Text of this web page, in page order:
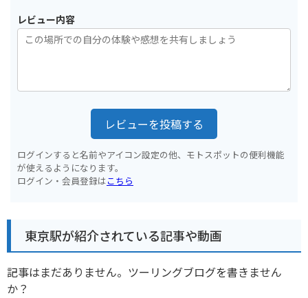
レビュー内容
レビューを投稿する
ログインすると名前やアイコン設定の他、モトスポットの便利機能
が使えるようになります。
ログイン・会員登録はこちら
東京駅が紹介されている記事や動画
記事はまだありません。ツーリングブログを書きません
か？